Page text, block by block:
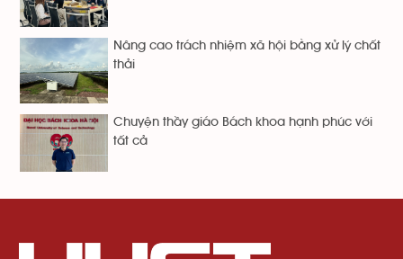
Nâng cao trách nhiệm xã hội bằng xử lý chất
thải
Chuyện thầy giáo Bách khoa hạnh phúc với
tất cả